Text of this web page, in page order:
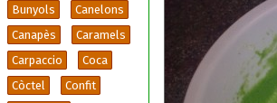
Bunyols
Canelons
Canapès
Caramels
Carpaccio
Coca
Còctel
Confit